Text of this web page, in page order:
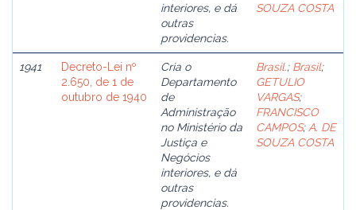
interiores, e dá
outras
providencias.
SOUZA COSTA
1941
Decreto-Lei nº
2.650, de 1 de
outubro de 1940
Cria o
Departamento
de
Administração
no Ministério da
Justiça e
Negócios
interiores, e dá
outras
providencias.
Brasil.; Brasil;
GETULIO
VARGAS;
FRANCISCO
CAMPOS; A. DE
SOUZA COSTA